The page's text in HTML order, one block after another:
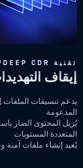
تقنية DEEP CDR™
إيقاف
المدعومة
يُزيل المحتوى الضار
المتعددة المستويات
يُعيد إنشاء ملفات آمنة